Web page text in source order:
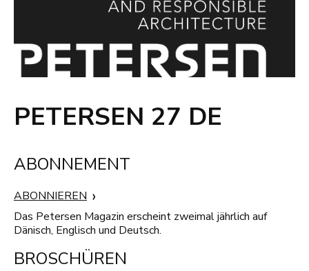
PETERSEN 27 DE
ABONNEMENT
ABONNIEREN
Das Petersen Magazin erscheint zweimal jährlich auf
Dänisch, Englisch und Deutsch.
BROSCHÜREN